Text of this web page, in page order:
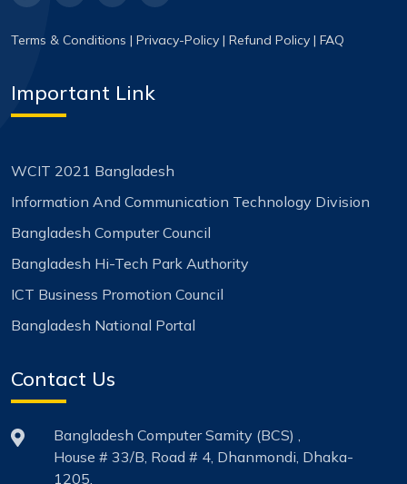
Terms & Conditions | Privacy-Policy | Refund Policy | FAQ
Important Link
WCIT 2021 Bangladesh
Information And Communication Technology Division
Bangladesh Computer Council
Bangladesh Hi-Tech Park Authority
ICT Business Promotion Council
Bangladesh National Portal
Contact Us
Bangladesh Computer Samity (BCS) ,
House # 33/B, Road # 4, Dhanmondi, Dhaka-
1205.